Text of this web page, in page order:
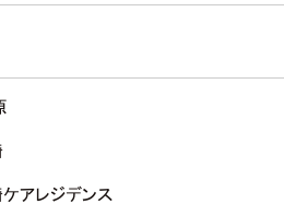
ケアレジデンス